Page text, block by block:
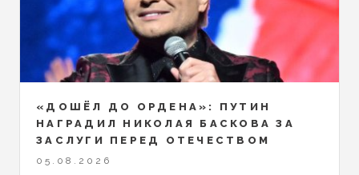
«ДОШЁЛ ДО ОРДЕНА»: ПУТИН
НАГРАДИЛ НИКОЛАЯ БАСКОВА ЗА
ЗАСЛУГИ ПЕРЕД ОТЕЧЕСТВОМ
05.08.2026